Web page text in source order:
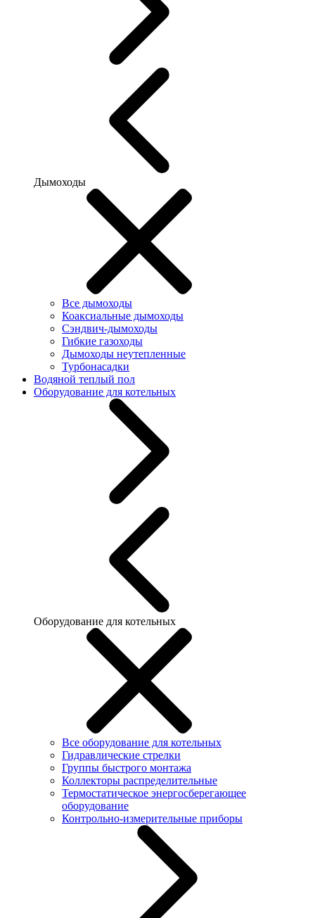
Дымоходы
Все дымоходы
Коаксиальные дымоходы
Сэндвич-дымоходы
Гибкие газоходы
Дымоходы неутепленные
Турбонасадки
Водяной теплый пол
Оборудование для котельных
Оборудование для котельных
Все оборудование для котельных
Гидравлические стрелки
Группы быстрого монтажа
Коллекторы распределительные
Термостатическое энергосберегающее
оборудование
Контрольно-измерительные приборы